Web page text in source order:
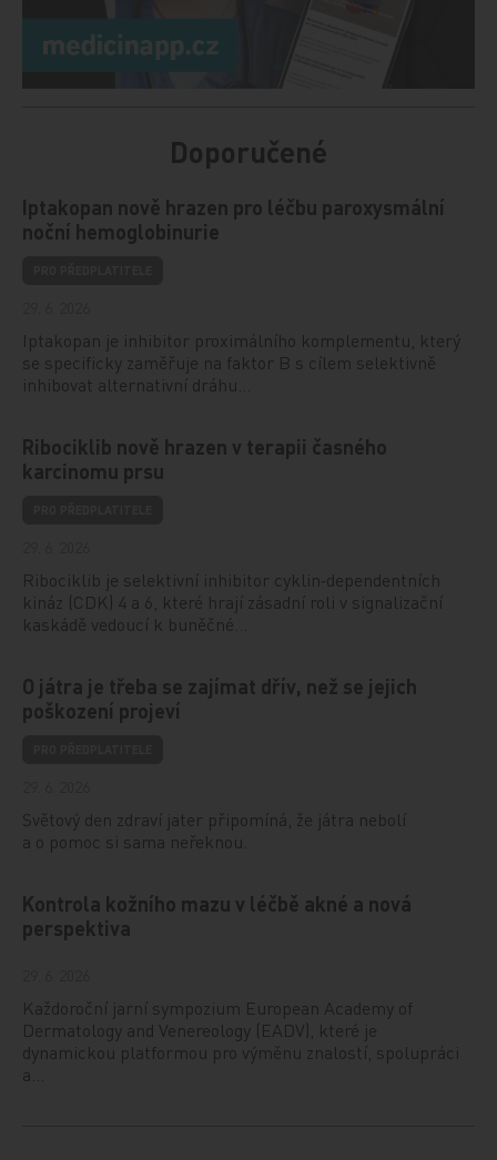
Doporučené
Iptakopan nově hrazen pro léčbu paroxysmální
noční hemoglobinurie
Iptakopan je inhibitor proximálního komplementu, který
se specificky zaměřuje na faktor B s cílem selektivně
inhibovat alternativní dráhu…
Ribociklib nově hrazen v terapii časného
karcinomu prsu
Ribociklib je selektivní inhibitor cyklin‑dependentních
kináz (CDK) 4 a 6, které hrají zásadní roli v signalizační
kaskádě vedoucí k buněčné…
O játra je třeba se zajímat dřív, než se jejich
poškození projeví
Světový den zdraví jater připomíná, že játra nebolí
a o pomoc si sama neřeknou.
Kontrola kožního mazu v léčbě akné a nová
perspektiva
Každoroční jarní sympozium European Academy of
Dermatology and Venereology (EADV), které je
dynamickou platformou pro výměnu znalostí, spolupráci
a…